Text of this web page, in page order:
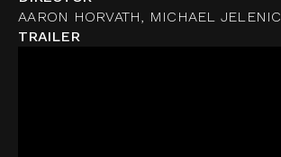
AARON HORVATH, MICHAEL JELENIC
TRAILER